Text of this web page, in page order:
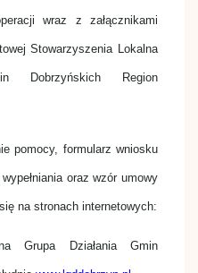
wraz z załącznikami
Stowarzyszenia Lokalna
Dobrzyńskich Region
pomocy, formularz wniosku
oraz wzór umowy
na stronach internetowych:
Grupa Działania Gmin